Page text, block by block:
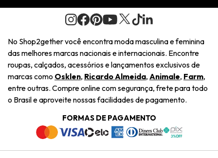
Journal
Saiu na Mídia
Sustentabilidade
Navegando
Termos e Condições
Trabalhe Conosco
Regulamento e Promoções
Pedido de Presente
Wishlist
Condições Gerais
Troca Fácil
Restituição de Pagamento
Dúvidas Frequentes
Termos e Condições
Política de Privacidade
No Shop2gether você encontra moda masculina e feminina
das melhores marcas nacionais e internacionais. Encontre
roupas, calçados, acessórios e lançamentos exclusivos de
marcas como Osklen, Ricardo Almeida, Animale, Farm,
entre outras. Compre online com segurança, frete para todo
o Brasil e aproveite nossas facilidades de pagamento.
FORMAS DE PAGAMENTO